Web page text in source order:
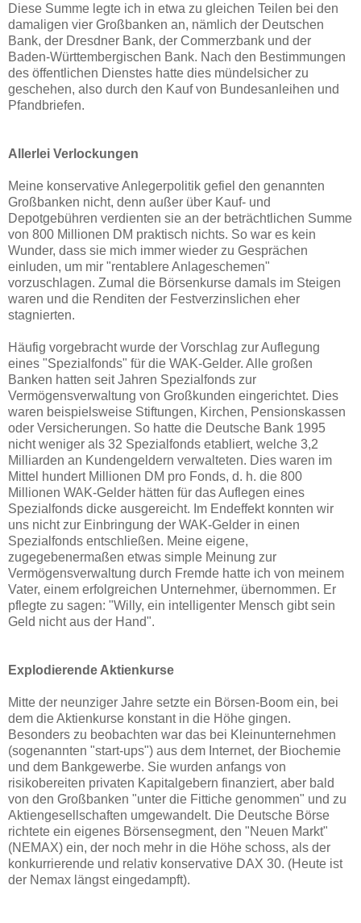
Diese Summe legte ich in etwa zu gleichen Teilen bei den
damaligen vier Großbanken an, nämlich der Deutschen
Bank, der Dresdner Bank, der Commerzbank und der
Baden-Württembergischen Bank. Nach den Bestimmungen
des öffentlichen Dienstes hatte dies mündelsicher zu
geschehen, also durch den Kauf von Bundesanleihen und
Pfandbriefen.
Allerlei Verlockungen
Meine konservative Anlegerpolitik gefiel den genannten
Großbanken nicht, denn außer über Kauf- und
Depotgebühren verdienten sie an der beträchtlichen Summe
von 800 Millionen DM praktisch nichts. So war es kein
Wunder, dass sie mich immer wieder zu Gesprächen
einluden, um mir "rentablere Anlageschemen"
vorzuschlagen. Zumal die Börsenkurse damals im Steigen
waren und die Renditen der Festverzinslichen eher
stagnierten.
Häufig vorgebracht wurde der Vorschlag zur Auflegung
eines "Spezialfonds" für die WAK-Gelder. Alle großen
Banken hatten seit Jahren Spezialfonds zur
Vermögensverwaltung von Großkunden eingerichtet. Dies
waren beispielsweise Stiftungen, Kirchen, Pensionskassen
oder Versicherungen. So hatte die Deutsche Bank 1995
nicht weniger als 32 Spezialfonds etabliert, welche 3,2
Milliarden an Kundengeldern verwalteten. Dies waren im
Mittel hundert Millionen DM pro Fonds, d. h. die 800
Millionen WAK-Gelder hätten für das Auflegen eines
Spezialfonds dicke ausgereicht. Im Endeffekt konnten wir
uns nicht zur Einbringung der WAK-Gelder in einen
Spezialfonds entschließen. Meine eigene,
zugegebenermaßen etwas simple Meinung zur
Vermögensverwaltung durch Fremde hatte ich von meinem
Vater, einem erfolgreichen Unternehmer, übernommen. Er
pflegte zu sagen: "Willy, ein intelligenter Mensch gibt sein
Geld nicht aus der Hand".
Explodierende Aktienkurse
Mitte der neunziger Jahre setzte ein Börsen-Boom ein, bei
dem die Aktienkurse konstant in die Höhe gingen.
Besonders zu beobachten war das bei Kleinunternehmen
(sogenannten "start-ups") aus dem Internet, der Biochemie
und dem Bankgewerbe. Sie wurden anfangs von
risikobereiten privaten Kapitalgebern finanziert, aber bald
von den Großbanken "unter die Fittiche genommen" und zu
Aktiengesellschaften umgewandelt. Die Deutsche Börse
richtete ein eigenes Börsensegment, den "Neuen Markt"
(NEMAX) ein, der noch mehr in die Höhe schoss, als der
konkurrierende und relativ konservative DAX 30. (Heute ist
der Nemax längst eingedampft).